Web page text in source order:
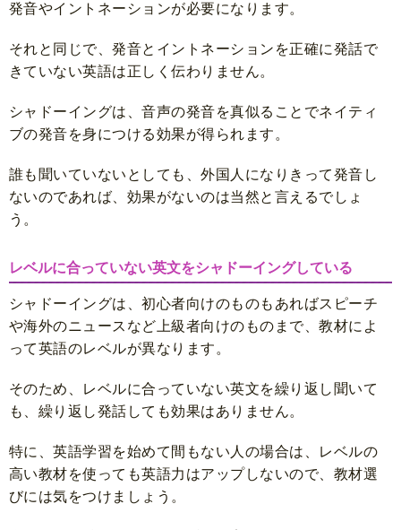
発音やイントネーションが必要になります。
それと同じで、発音とイントネーションを正確に発話で
きていない英語は正しく伝わりません。
シャドーイングは、音声の発音を真似ることでネイティ
ブの発音を身につける効果が得られます。
誰も聞いていないとしても、外国人になりきって発音し
ないのであれば、効果がないのは当然と言えるでしょ
う。
レベルに合っていない英文をシャドーイングしている
シャドーイングは、初心者向けのものもあればスピーチ
や海外のニュースなど上級者向けのものまで、教材によ
って英語のレベルが異なります。
そのため、レベルに合っていない英文を繰り返し聞いて
も、繰り返し発話しても効果はありません。
特に、英語学習を始めて間もない人の場合は、レベルの
高い教材を使っても英語力はアップしないので、教材選
びには気をつけましょう。